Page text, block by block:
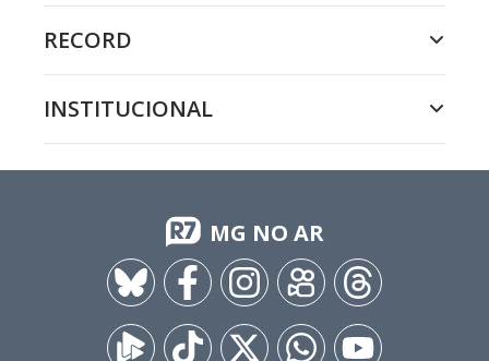
RECORD
INSTITUCIONAL
MG NO AR